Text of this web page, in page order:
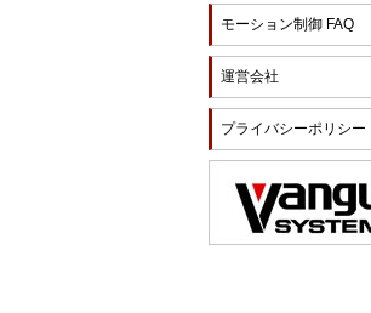
モーション制御 FAQ
運営会社
プライバシーポリシー